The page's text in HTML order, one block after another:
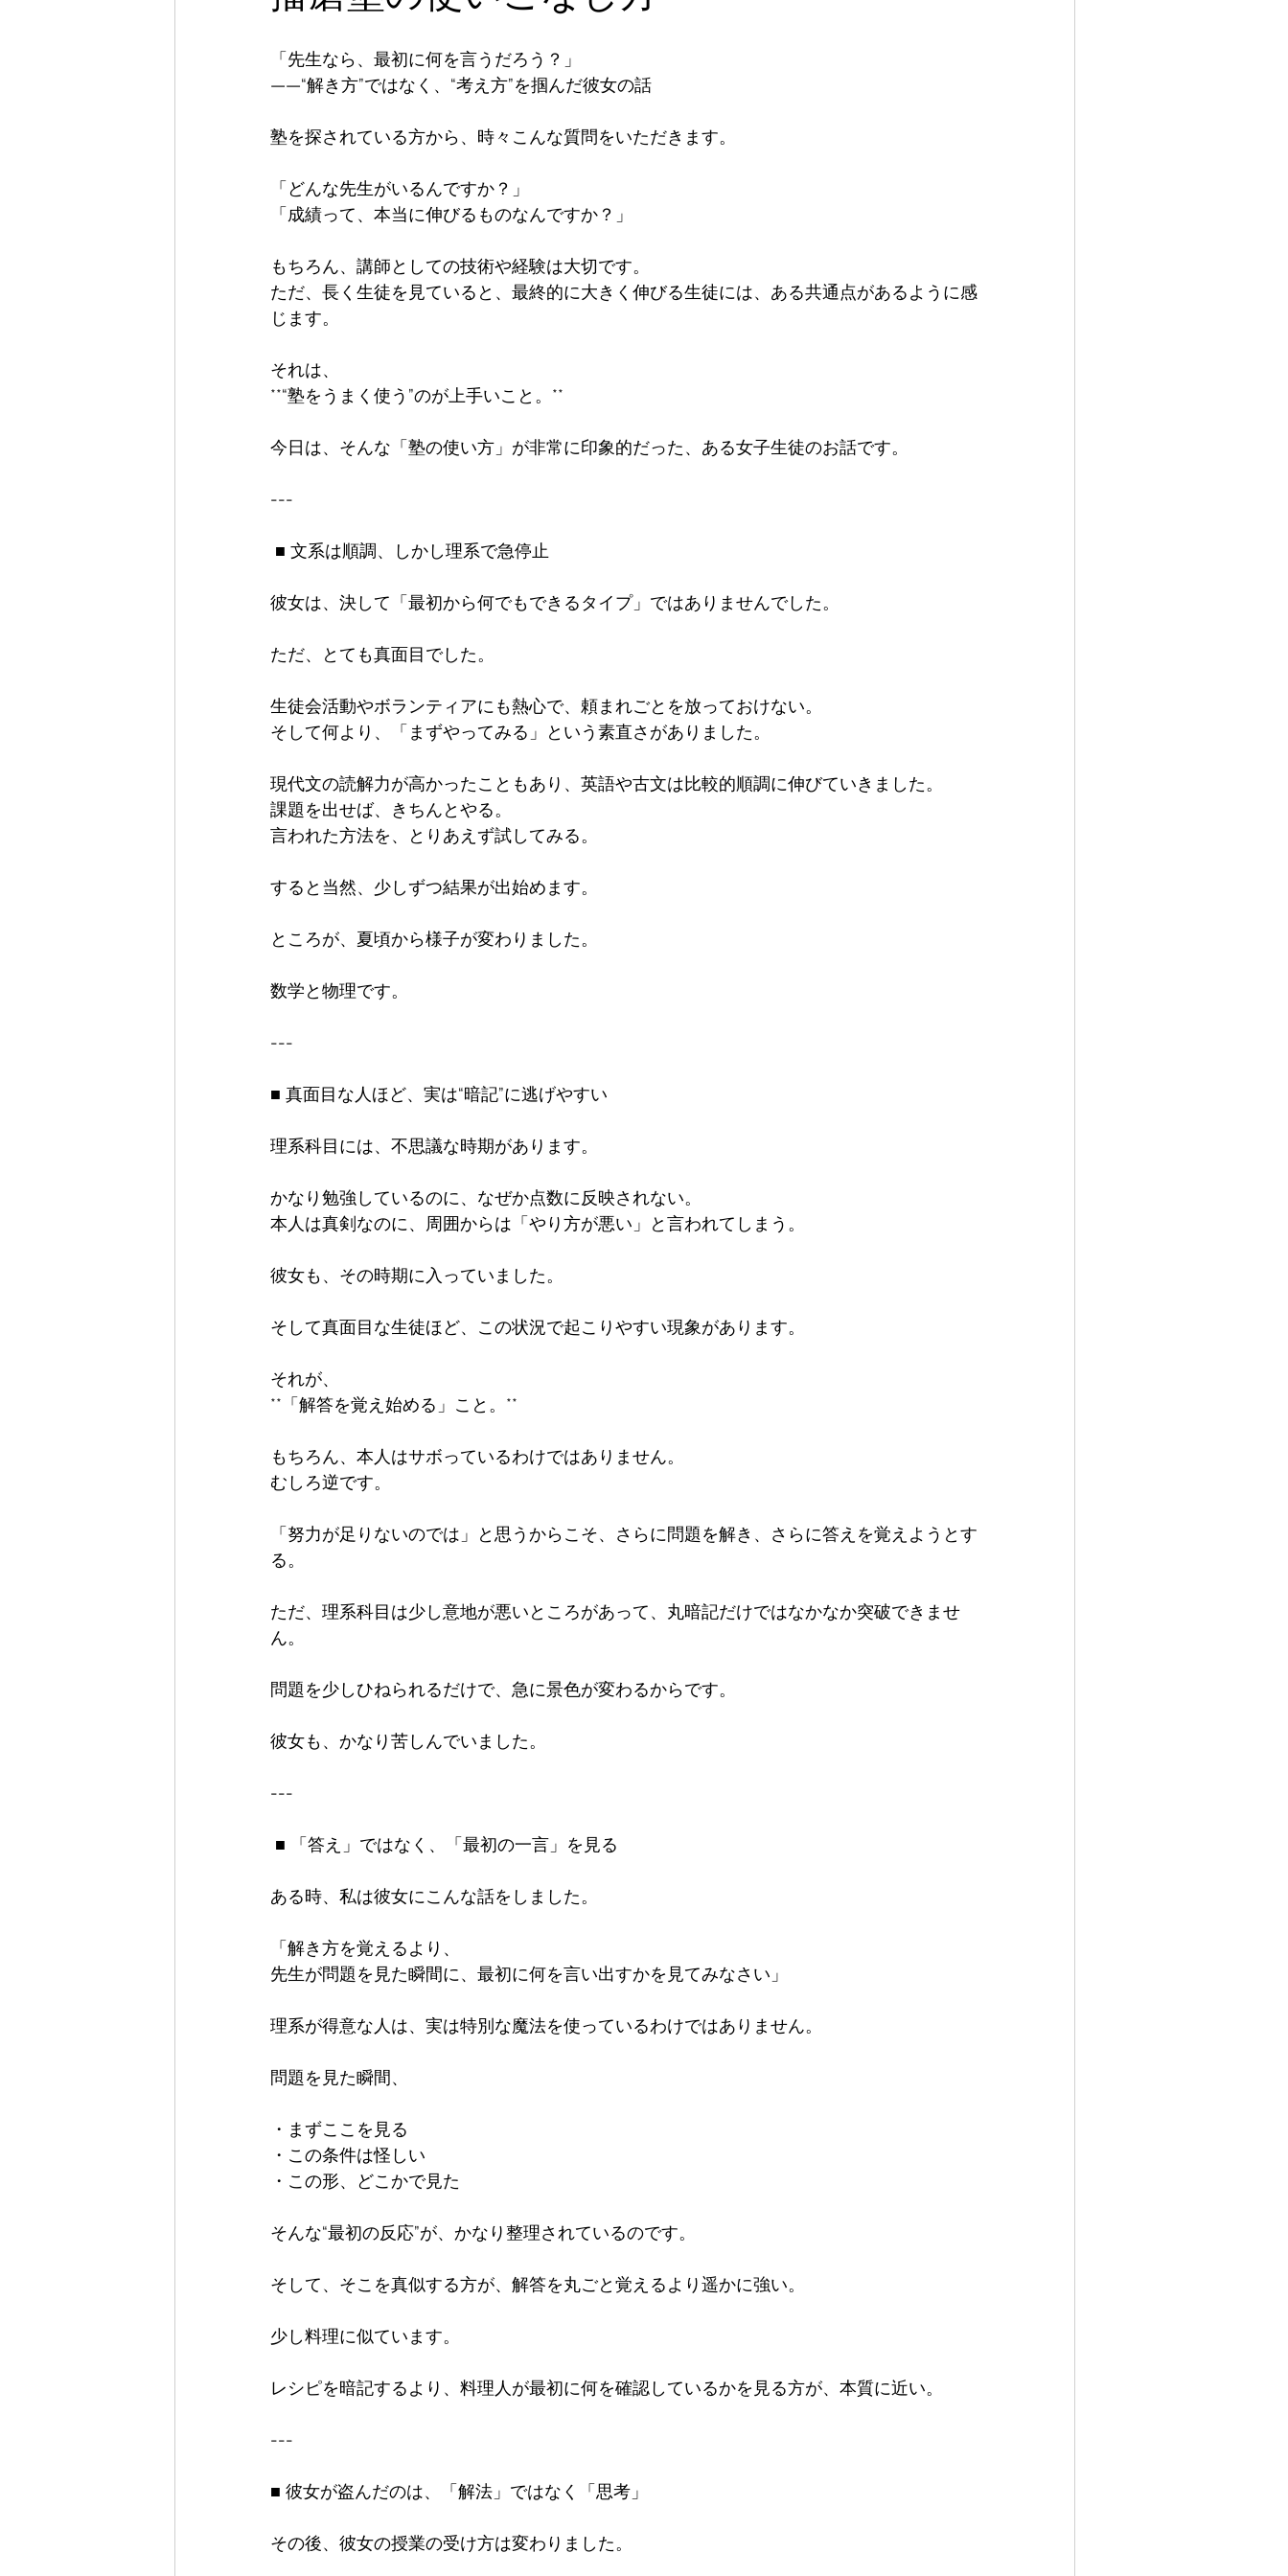
「先生なら、最初に何を言うだろう？」
——“解き方”ではなく、“考え方”を掴んだ彼女の話
塾を探されている方から、時々こんな質問をいただきます。
「どんな先生がいるんですか？」
「成績って、本当に伸びるものなんですか？」
もちろん、講師としての技術や経験は大切です。
ただ、長く生徒を見ていると、最終的に大きく伸びる生徒には、ある共通点があるように感
じます。
それは、
**“塾をうまく使う”のが上手いこと。**
今日は、そんな「塾の使い方」が非常に印象的だった、ある女子生徒のお話です。
---
彼女は、決して「最初から何でもできるタイプ」ではありませんでした。
ただ、とても真面目でした。
生徒会活動やボランティアにも熱心で、頼まれごとを放っておけない。
そして何より、「まずやってみる」という素直さがありました。
現代文の読解力が高かったこともあり、英語や古文は比較的順調に伸びていきました。
課題を出せば、きちんとやる。
言われた方法を、とりあえず試してみる。
すると当然、少しずつ結果が出始めます。
ところが、夏頃から様子が変わりました。
数学と物理です。
---
■ 真面目な人ほど、実は“暗記”に逃げやすい
理系科目には、不思議な時期があります。
かなり勉強しているのに、なぜか点数に反映されない。
本人は真剣なのに、周囲からは「やり方が悪い」と言われてしまう。
彼女も、その時期に入っていました。
そして真面目な生徒ほど、この状況で起こりやすい現象があります。
それが、
**「解答を覚え始める」こと。**
もちろん、本人はサボっているわけではありません。
むしろ逆です。
「努力が足りないのでは」と思うからこそ、さらに問題を解き、さらに答えを覚えようとす
る。
ただ、理系科目は少し意地が悪いところがあって、丸暗記だけではなかなか突破できませ
ん。
問題を少しひねられるだけで、急に景色が変わるからです。
彼女も、かなり苦しんでいました。
---
ある時、私は彼女にこんな話をしました。
「解き方を覚えるより、
先生が問題を見た瞬間に、最初に何を言い出すかを見てみなさい」
理系が得意な人は、実は特別な魔法を使っているわけではありません。
問題を見た瞬間、
・まずここを見る
・この条件は怪しい
・この形、どこかで見た
そんな“最初の反応”が、かなり整理されているのです。
そして、そこを真似する方が、解答を丸ごと覚えるより遥かに強い。
少し料理に似ています。
レシピを暗記するより、料理人が最初に何を確認しているかを見る方が、本質に近い。
---
■ 彼女が盗んだのは、「解法」ではなく「思考」
その後、彼女の授業の受け方は変わりました。